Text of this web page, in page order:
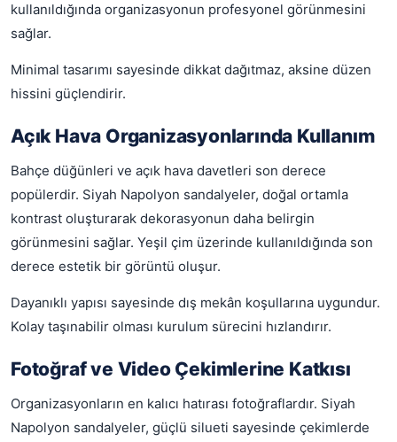
kullanıldığında organizasyonun profesyonel görünmesini
sağlar.
Minimal tasarımı sayesinde dikkat dağıtmaz, aksine düzen
hissini güçlendirir.
Açık Hava Organizasyonlarında Kullanım
Bahçe düğünleri ve açık hava davetleri son derece
popülerdir. Siyah Napolyon sandalyeler, doğal ortamla
kontrast oluşturarak dekorasyonun daha belirgin
görünmesini sağlar. Yeşil çim üzerinde kullanıldığında son
derece estetik bir görüntü oluşur.
Dayanıklı yapısı sayesinde dış mekân koşullarına uygundur.
Kolay taşınabilir olması kurulum sürecini hızlandırır.
Fotoğraf ve Video Çekimlerine Katkısı
Organizasyonların en kalıcı hatırası fotoğraflardır. Siyah
Napolyon sandalyeler, güçlü silueti sayesinde çekimlerde